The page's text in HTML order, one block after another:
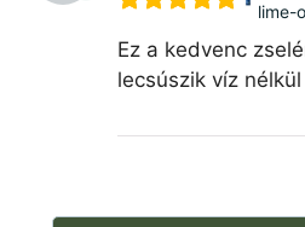
lime-
Ez a kedvenc
lecsúszik víz